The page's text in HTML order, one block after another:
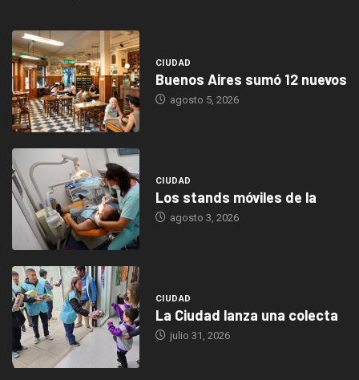
CIUDAD
Buenos Aires sumó 12 nuevos
agosto 5, 2026
CIUDAD
Los stands móviles de la
agosto 3, 2026
CIUDAD
La Ciudad lanza una colecta
julio 31, 2026